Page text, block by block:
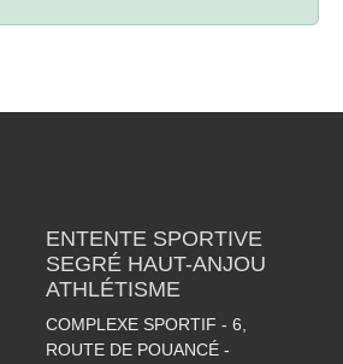
ENTENTE SPORTIVE
SEGRÉ HAUT-ANJOU
ATHLÉTISME
COMPLEXE SPORTIF - 6,
ROUTE DE POUANCÉ -